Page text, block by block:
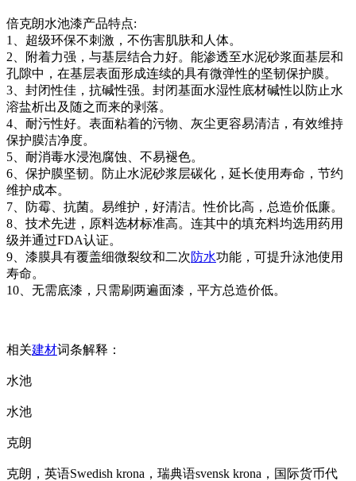
倍克朗水池漆产品特点:
1、超级环保不刺激，不伤害肌肤和人体。
2、附着力强，与基层结合力好。能渗透至水泥砂浆面基层和
孔隙中，在基层表面形成连续的具有微弹性的坚韧保护膜。
3、封闭性佳，抗碱性强。封闭基面水湿性底材碱性以防止水
溶盐析出及随之而来的剥落。
4、耐污性好。表面粘着的污物、灰尘更容易清洁，有效维持
保护膜洁净度。
5、耐消毒水浸泡腐蚀、不易褪色。
6、保护膜坚韧。防止水泥砂浆层碳化，延长使用寿命，节约
维护成本。
7、防霉、抗菌。易维护，好清洁。性价比高，总造价低廉。
8、技术先进，原料选材标准高。连其中的填充料均选用药用
级并通过FDA认证。
9、漆膜具有覆盖细微裂纹和二次防水功能，可提升泳池使用
寿命。
10、无需底漆，只需刷两遍面漆，平方总造价低。
相关建材词条解释：
水池
水池
克朗
克朗，英语Swedish krona，瑞典语svensk krona，国际货币代